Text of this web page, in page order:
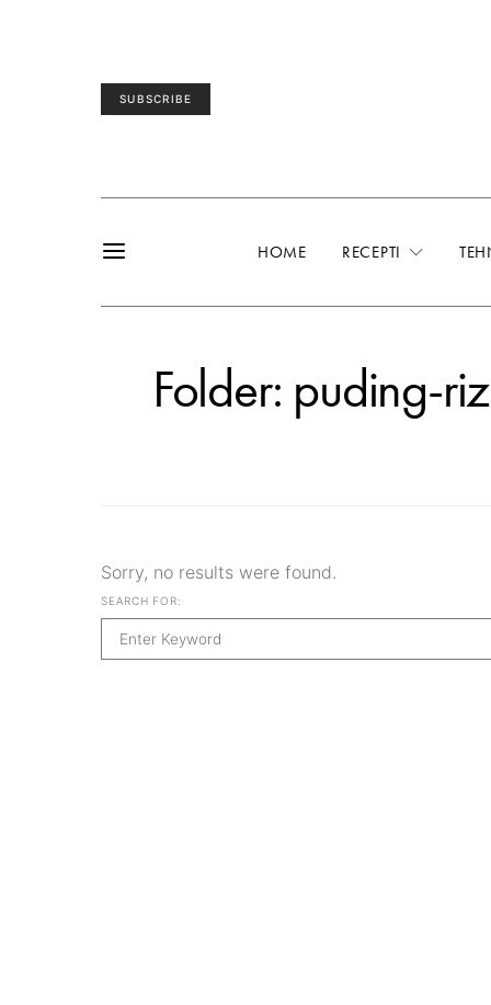
SUBSCRIBE
HOME RECEPTI
Folder: puding-
Sorry, no results were found.
SEARCH FOR: